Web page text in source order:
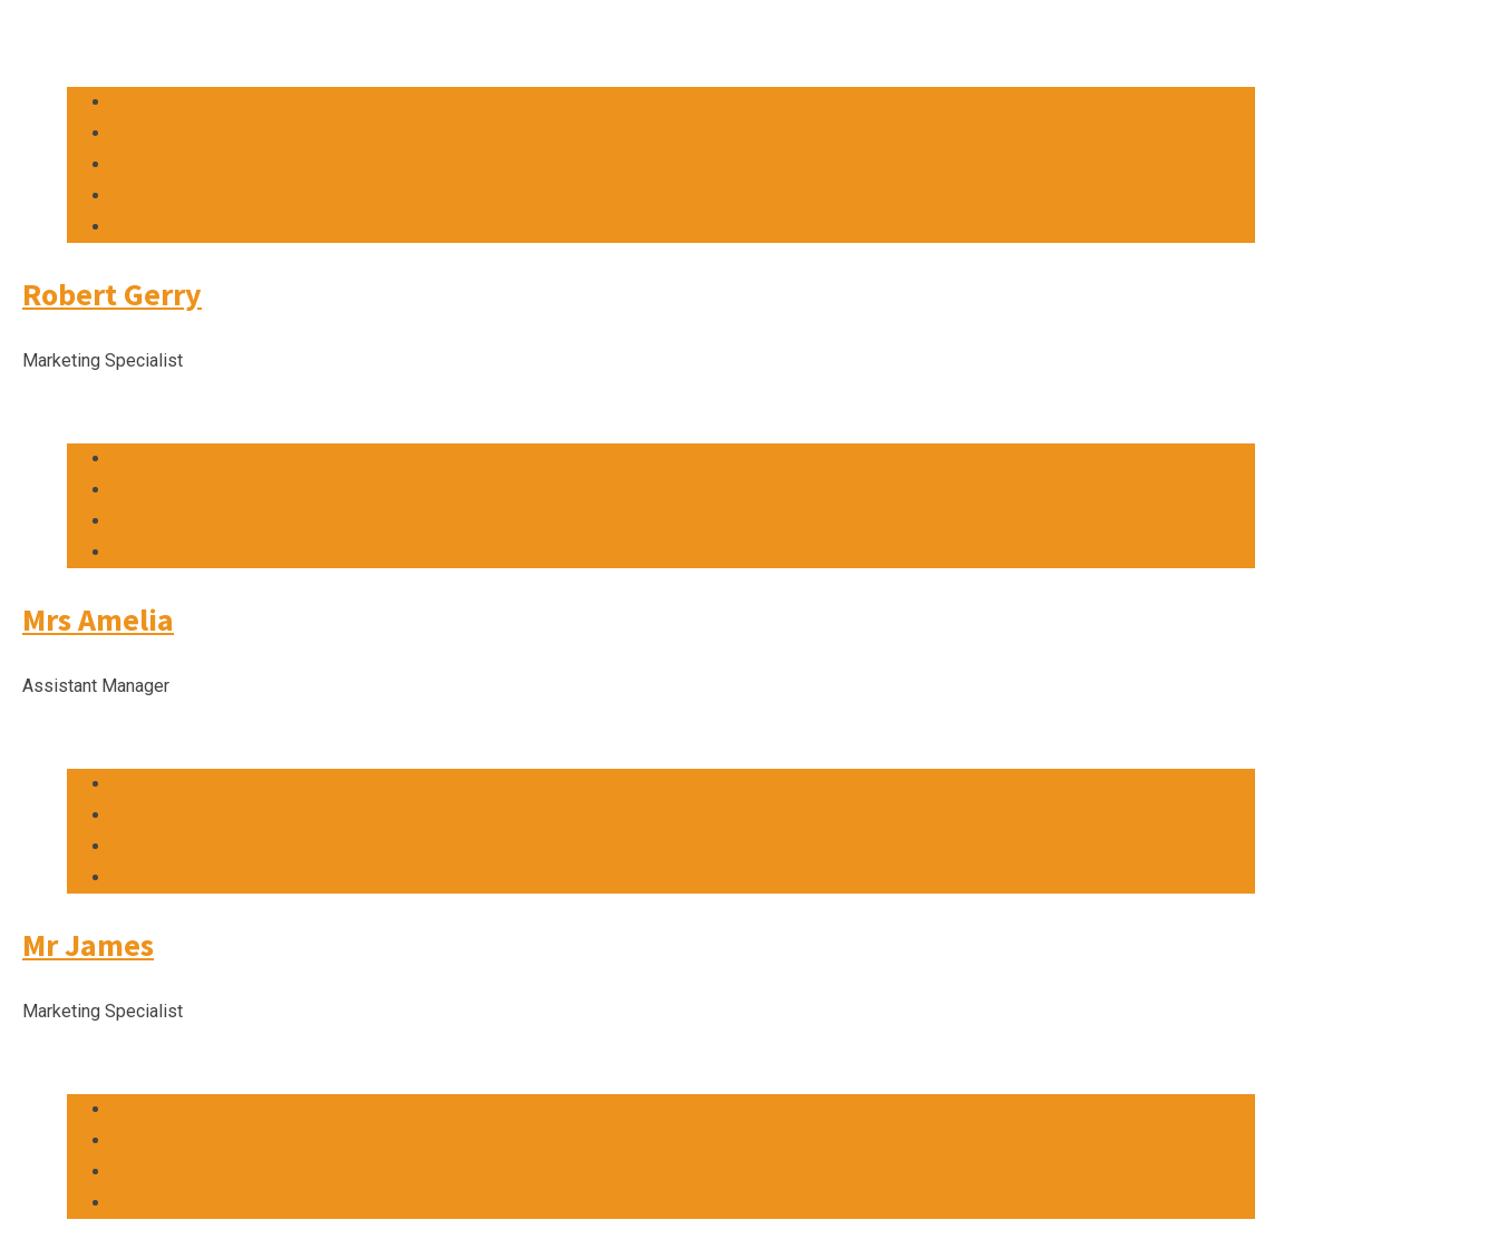
Robert Gerry
Marketing Specialist
Mrs Amelia
Assistant Manager
Mr James
Marketing Specialist